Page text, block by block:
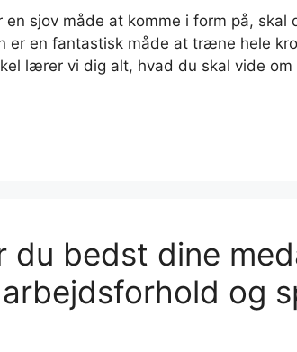
en sjov måde at komme i form på,
er en fantastisk måde at træne hele
lærer vi dig alt, hvad du skal vide om
du bedst dine
og